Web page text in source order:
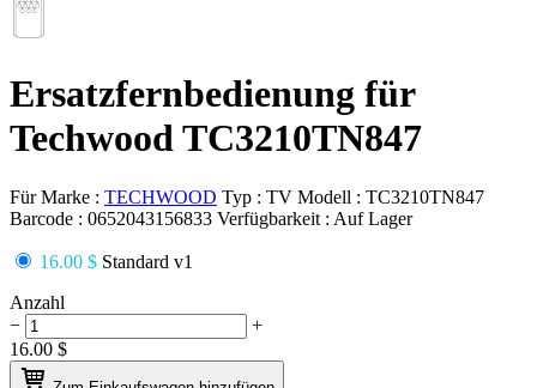
Ersatzfernbedienung für
Techwood TC3210TN847
Für Marke : TECHWOOD Typ : TV Modell : TC3210TN847
Barcode : 0652043156833 Verfügbarkeit : Auf Lager
16.00 $ Standard v1
Anzahl
−
+
16.00 $